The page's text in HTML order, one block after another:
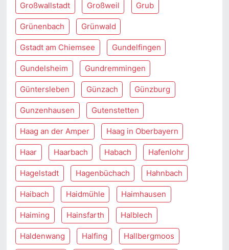
Großwallstadt Großweil Grub
Grünenbach Grünwald
Gstadt am Chiemsee Gundelfingen
Gundelsheim Gundremmingen
Güntersleben Günzach Günzburg
Gunzenhausen Gutenstetten
Haag an der Amper Haag in Oberbayern
Haar Haarbach Habach Hafenlohr
Hagelstadt Hagenbüchach Hahnbach
Haibach Haidmühle Haimhausen
Haiming Hainsfarth Halblech
Haldenwang Halfing Hallbergmoos